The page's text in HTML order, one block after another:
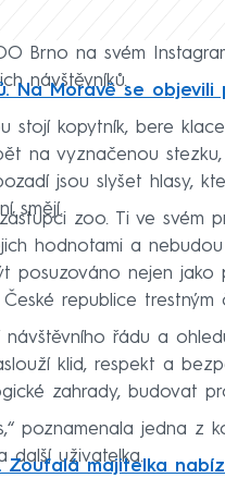
Brno na svém
návštěvníků.
Na Moravě se objevili
stojí kopytník, bere
na vyznačenou stezku,
jsou slyšet hlasy,
smějí.
zoo. Ti ve svém
hodnotami a
posuzováno nejen jako
republice trestným
řádu a
klid, respekt a
zahrady, budovat
poznamenala jedna z
další uživatelka.
Zoufalá majitelka